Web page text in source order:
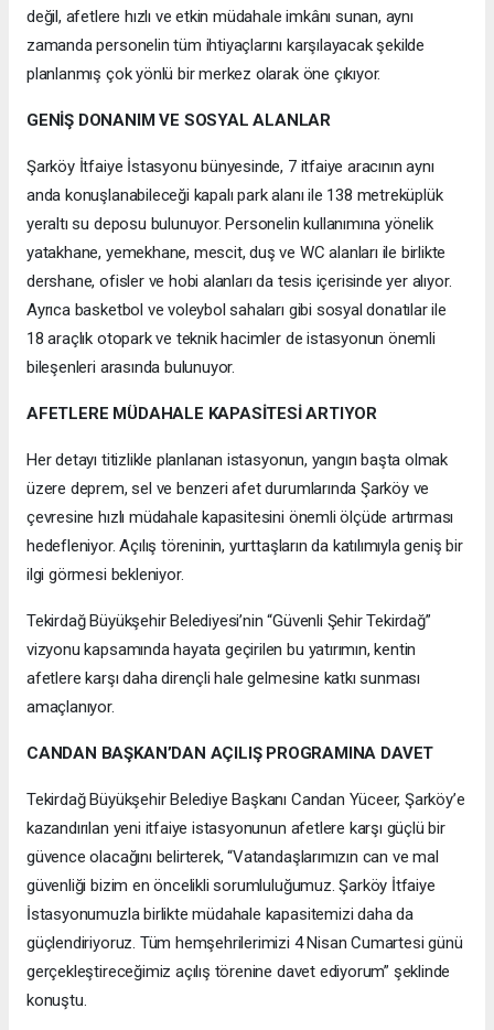
değil, afetlere hızlı ve etkin müdahale imkânı sunan, aynı
zamanda personelin tüm ihtiyaçlarını karşılayacak şekilde
planlanmış çok yönlü bir merkez olarak öne çıkıyor.
GENİŞ DONANIM VE SOSYAL ALANLAR
Şarköy İtfaiye İstasyonu bünyesinde, 7 itfaiye aracının aynı
anda konuşlanabileceği kapalı park alanı ile 138 metreküplük
yeraltı su deposu bulunuyor. Personelin kullanımına yönelik
yatakhane, yemekhane, mescit, duş ve WC alanları ile birlikte
dershane, ofisler ve hobi alanları da tesis içerisinde yer alıyor.
Ayrıca basketbol ve voleybol sahaları gibi sosyal donatılar ile
18 araçlık otopark ve teknik hacimler de istasyonun önemli
bileşenleri arasında bulunuyor.
AFETLERE MÜDAHALE KAPASİTESİ ARTIYOR
Her detayı titizlikle planlanan istasyonun, yangın başta olmak
üzere deprem, sel ve benzeri afet durumlarında Şarköy ve
çevresine hızlı müdahale kapasitesini önemli ölçüde artırması
hedefleniyor. Açılış töreninin, yurttaşların da katılımıyla geniş bir
ilgi görmesi bekleniyor.
Tekirdağ Büyükşehir Belediyesi’nin “Güvenli Şehir Tekirdağ”
vizyonu kapsamında hayata geçirilen bu yatırımın, kentin
afetlere karşı daha dirençli hale gelmesine katkı sunması
amaçlanıyor.
CANDAN BAŞKAN’DAN AÇILIŞ PROGRAMINA DAVET
Tekirdağ Büyükşehir Belediye Başkanı Candan Yüceer, Şarköy’e
kazandırılan yeni itfaiye istasyonunun afetlere karşı güçlü bir
güvence olacağını belirterek, “Vatandaşlarımızın can ve mal
güvenliği bizim en öncelikli sorumluluğumuz. Şarköy İtfaiye
İstasyonumuzla birlikte müdahale kapasitemizi daha da
güçlendiriyoruz. Tüm hemşehrilerimizi 4 Nisan Cumartesi günü
gerçekleştireceğimiz açılış törenine davet ediyorum” şeklinde
konuştu.